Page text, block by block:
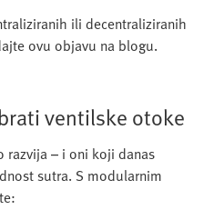
ili decentraliziranih
ovu objavu na blogu.
ventilske otoke
razvija – i oni koji danas
sutra. S modularnim